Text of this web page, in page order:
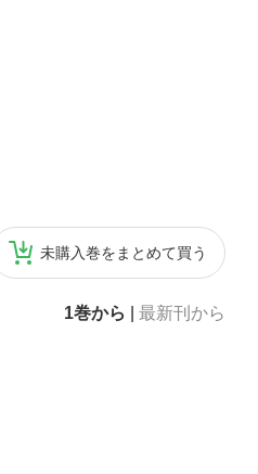
未購入巻をまとめて買う
1巻から 最新刊から